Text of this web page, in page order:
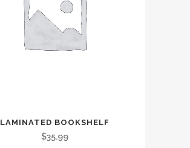
LAMINATED BOOKSHELF
$35.99